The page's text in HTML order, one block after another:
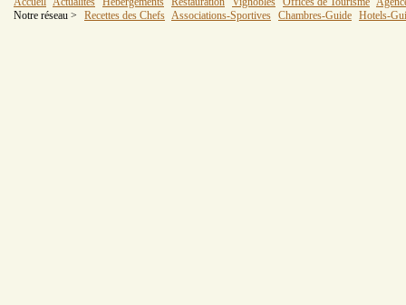
Notre réseau >
Recettes des Chefs Associations-Sportives Chambres-Guide Hotels-